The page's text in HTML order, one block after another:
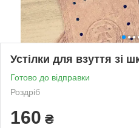
Устілки для взуття зі
Готово до відправки
Роздріб
160 ₴